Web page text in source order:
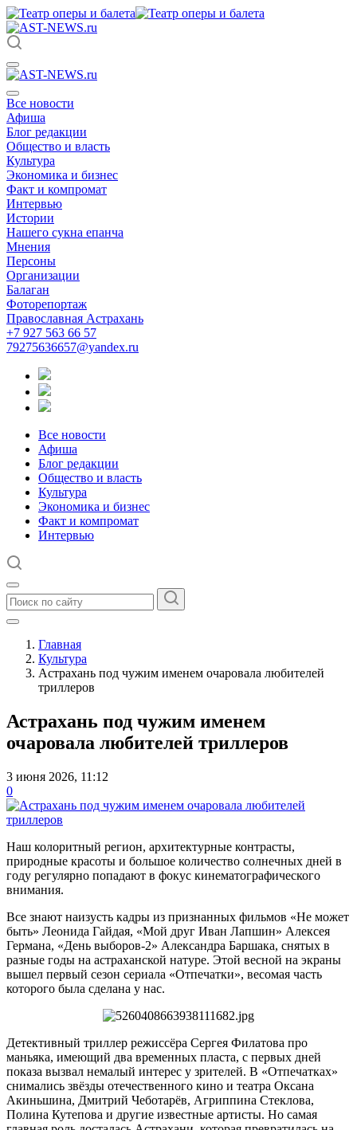
Все новости
Афиша
Блог редакции
Общество и власть
Культура
Экономика и бизнес
Факт и компромат
Интервью
Истории
Нашего сукна епанча
Мнения
Персоны
Организации
Балаган
Фоторепортаж
Православная Астрахань
+7 927 563 66 57
79275636657@yandex.ru
Все новости
Афиша
Блог редакции
Общество и власть
Культура
Экономика и бизнес
Факт и компромат
Интервью
Главная
Культура
Астрахань под чужим именем очаровала любителей
триллеров
Астрахань под чужим именем
очаровала любителей триллеров
3 июня 2026, 11:12
0
Наш колоритный регион, архитектурные контрасты,
природные красоты и большое количество солнечных дней в
году регулярно попадают в фокус кинематографического
внимания.
Все знают наизусть кадры из признанных фильмов «Не может
быть» Леонида Гайдая, «Мой друг Иван Лапшин» Алексея
Германа, «День выборов-2» Александра Баршака, снятых в
разные годы на астраханской натуре. Этой весной на экраны
вышел первый сезон сериала «Отпечатки», весомая часть
которого была сделана у нас.
Детективный триллер режиссёра Сергея Филатова про
маньяка, имеющий два временных пласта, с первых дней
показа вызвал немалый интерес у зрителей. В «Отпечатках»
снимались звёзды отечественного кино и театра Оксана
Акиньшина, Дмитрий Чеботарёв, Агриппина Стеклова,
Полина Кутепова и другие известные артисты. Но самая